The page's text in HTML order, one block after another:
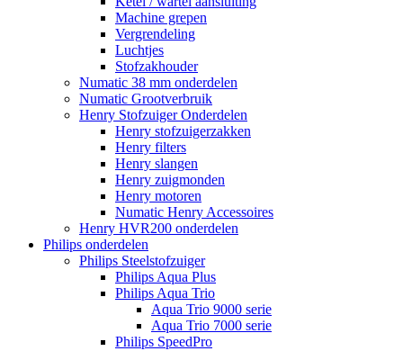
Machine grepen
Vergrendeling
Luchtjes
Stofzakhouder
Numatic 38 mm onderdelen
Numatic Grootverbruik
Henry Stofzuiger Onderdelen
Henry stofzuigerzakken
Henry filters
Henry slangen
Henry zuigmonden
Henry motoren
Numatic Henry Accessoires
Henry HVR200 onderdelen
Philips onderdelen
Philips Steelstofzuiger
Philips Aqua Plus
Philips Aqua Trio
Aqua Trio 9000 serie
Aqua Trio 7000 serie
Philips SpeedPro